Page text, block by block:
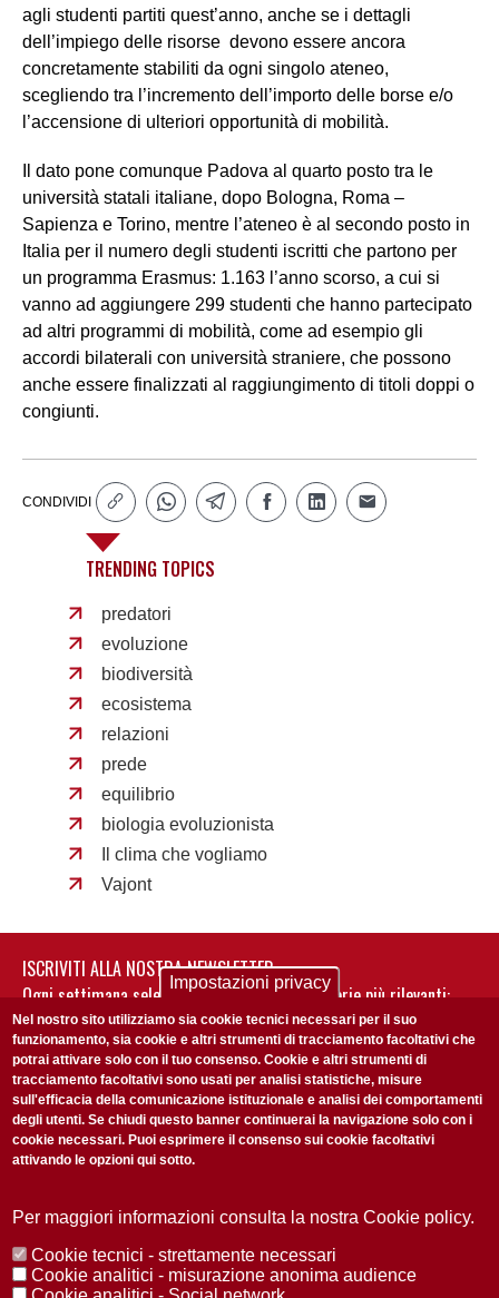
agli studenti partiti quest’anno, anche se i dettagli
dell’impiego delle risorse devono essere ancora
concretamente stabiliti da ogni singolo ateneo,
scegliendo tra l’incremento dell’importo delle borse e/o
l’accensione di ulteriori opportunità di mobilità.
Il dato pone comunque Padova al quarto posto tra le
università statali italiane, dopo Bologna, Roma –
Sapienza e Torino, mentre l’ateneo è al secondo posto in
Italia per il numero degli studenti iscritti che partono per
un programma Erasmus: 1.163 l’anno scorso, a cui si
vanno ad aggiungere 299 studenti che hanno partecipato
ad altri programmi di mobilità, come ad esempio gli
accordi bilaterali con università straniere, che possono
anche essere finalizzati al raggiungimento di titoli doppi o
congiunti.
CONDIVIDI
TRENDING TOPICS
predatori
evoluzione
biodiversità
ecosistema
relazioni
prede
equilibrio
biologia evoluzionista
Il clima che vogliamo
Vajont
ISCRIVITI ALLA NOSTRA NEWSLETTER
Ogni settimana selezioniamo per te nostre storie più rilevanti:
non perderti gli aggiornamenti della nostra newsletter
Accetto laPrivacy Policy
Redazione Copyright Privacy
Area stampa
Impostazioni privacy
Nel nostro sito utilizziamo sia cookie tecnici necessari per il suo
funzionamento, sia cookie e altri strumenti di tracciamento facoltativi che
potrai attivare solo con il tuo consenso. Cookie e altri strumenti di
tracciamento facoltativi sono usati per analisi statistiche, misure
sull'efficacia della comunicazione istituzionale e analisi dei comportamenti
degli utenti. Se chiudi questo banner continuerai la navigazione solo con i
cookie necessari. Puoi esprimere il consenso sui cookie facoltativi
attivando le opzioni qui sotto.
Per maggiori informazioni consulta la nostra Cookie policy.
Cookie tecnici - strettamente necessari
Cookie analitici - misurazione anonima audience